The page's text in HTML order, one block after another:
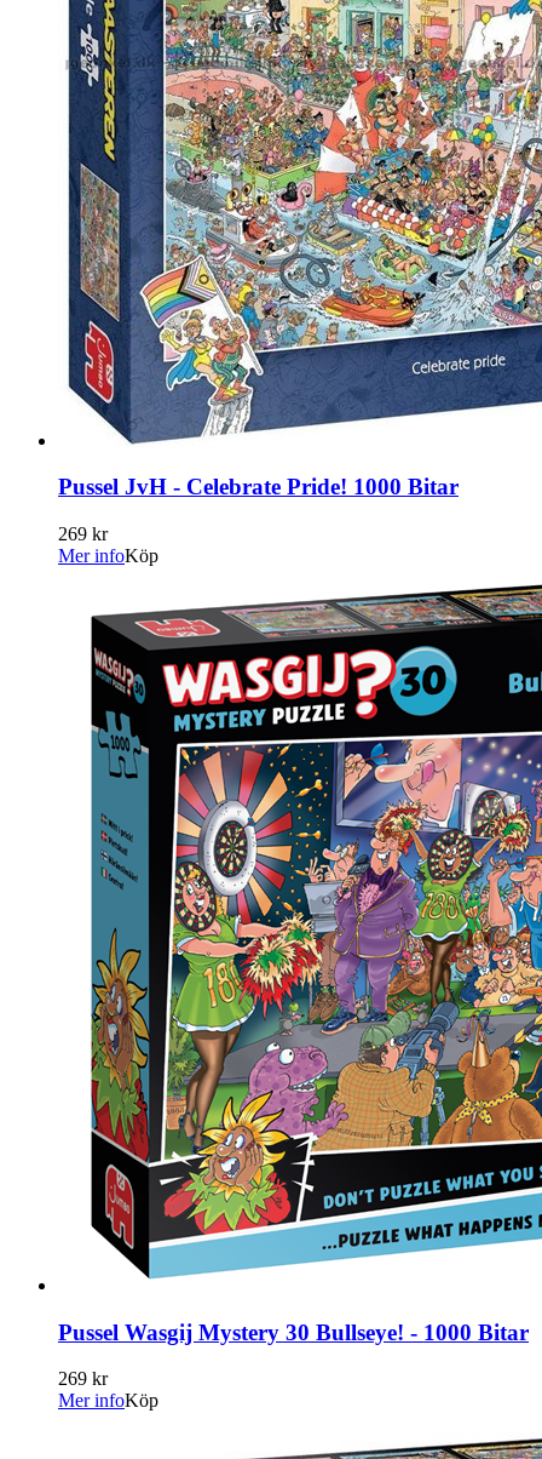
Pussel JvH - Celebrate Pride! 1000 Bitar
269 kr
Mer infoKöp
Pussel Wasgij Mystery 30 Bullseye! - 1000 Bitar
269 kr
Mer infoKöp